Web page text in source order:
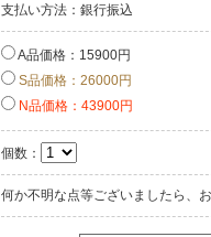
支払い方法：銀行振込
A品価格：15900円
S品価格：26000円
N品価格：43900円
個数：
何か不明な点等ございましたら、